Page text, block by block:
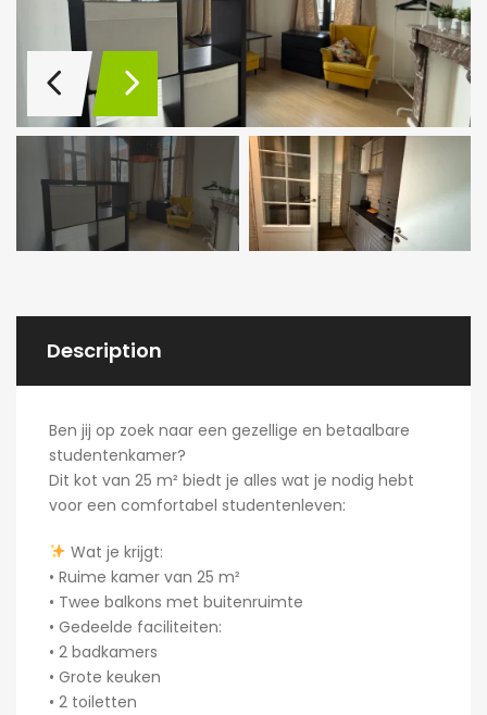
Description
Ben jij op zoek naar een gezellige en betaalbare
studentenkamer?
Dit kot van 25 m² biedt je alles wat je nodig hebt
voor een comfortabel studentenleven:
Wat je krijgt:
• Ruime kamer van 25 m²
• Twee balkons met buitenruimte
• Gedeelde faciliteiten:
• 2 badkamers
• Grote keuken
• 2 toiletten